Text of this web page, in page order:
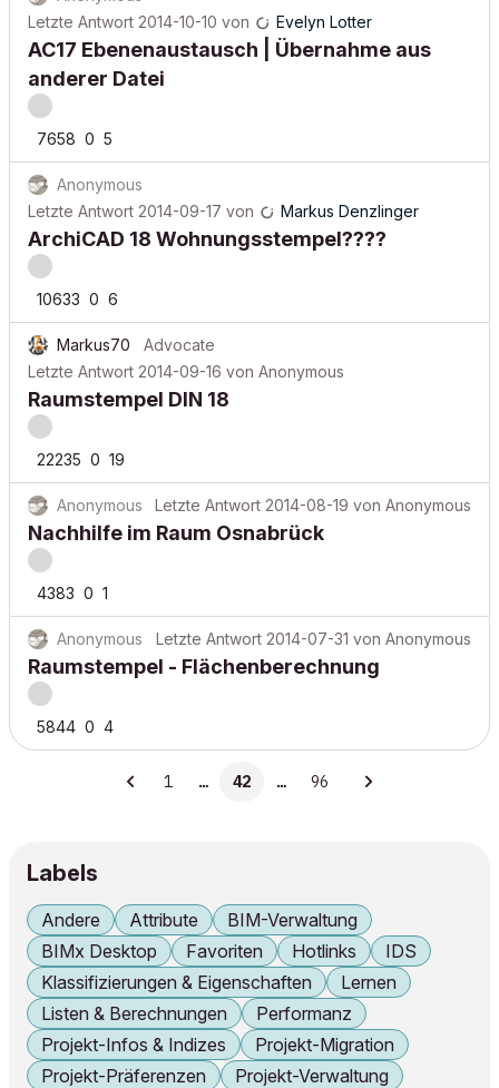
Letzte Antwort 2014-10-10 von Evelyn Lotter
AC17 Ebenenaustausch | Übernahme aus
anderer Datei
7658 0 5
Anonymous
Letzte Antwort 2014-09-17 von Markus Denzlinger
ArchiCAD 18 Wohnungsstempel????
10633 0 6
Markus70
Advocate
Letzte Antwort 2014-09-16 von Anonymous
Raumstempel DIN 18
22235 0 19
Anonymous Letzte Antwort 2014-08-19 von Anonymous
Nachhilfe im Raum Osnabrück
4383 0 1
Anonymous Letzte Antwort 2014-07-31 von Anonymous
Raumstempel - Flächenberechnung
5844 0 4
1 … 42 … 96
Labels
Andere Attribute
BIM-Verwaltung
BIMx Desktop
Favoriten Hotlinks
IDS
Klassifizierungen & Eigenschaften
Lernen
Listen & Berechnungen
Performanz
Projekt-Infos & Indizes
Projekt-Migration
Projekt-Präferenzen
Projekt-Verwaltung